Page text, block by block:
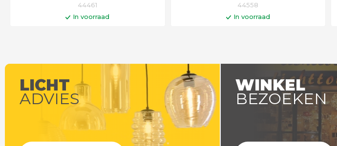
44461
In voorraad
44558
In voorraad
LICHT
ADVIES
WINKEL
BEZOEKEN